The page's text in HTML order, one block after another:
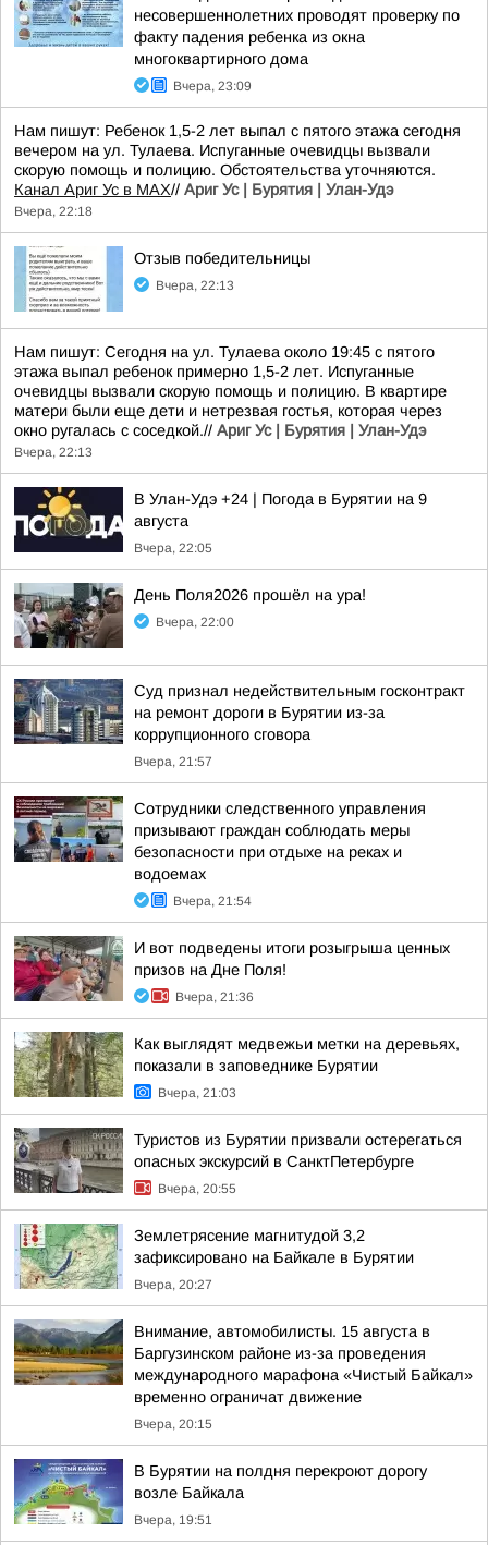
несовершеннолетних проводят проверку по
факту падения ребенка из окна
многоквартирного дома
Вчера, 23:09
Нам пишут: Ребенок 1,5-2 лет выпал с пятого этажа сегодня
вечером на ул. Тулаева. Испуганные очевидцы вызвали
скорую помощь и полицию. Обстоятельства уточняются.
Канал Ариг Ус в MAX// Ариг Ус | Бурятия | Улан-Удэ
Вчера, 22:18
Отзыв победительницы
Вчера, 22:13
Нам пишут: Сегодня на ул. Тулаева около 19:45 с пятого
этажа выпал ребенок примерно 1,5-2 лет. Испуганные
очевидцы вызвали скорую помощь и полицию. В квартире
матери были еще дети и нетрезвая гостья, которая через
окно ругалась с соседкой.// Ариг Ус | Бурятия | Улан-Удэ
Вчера, 22:13
В Улан-Удэ +24 | Погода в Бурятии на 9
августа
Вчера, 22:05
День Поля2026 прошёл на ура!
Вчера, 22:00
Суд признал недействительным госконтракт
на ремонт дороги в Бурятии из-за
коррупционного сговора
Вчера, 21:57
Сотрудники следственного управления
призывают граждан соблюдать меры
безопасности при отдыхе на реках и
водоемах
Вчера, 21:54
И вот подведены итоги розыгрыша ценных
призов на Дне Поля!
Вчера, 21:36
Как выглядят медвежьи метки на деревьях,
показали в заповеднике Бурятии
Вчера, 21:03
Туристов из Бурятии призвали остерегаться
опасных экскурсий в СанктПетербурге
Вчера, 20:55
Землетрясение магнитудой 3,2
зафиксировано на Байкале в Бурятии
Вчера, 20:27
Внимание, автомобилисты. 15 августа в
Баргузинском районе из-за проведения
международного марафона «Чистый Байкал»
временно ограничат движение
Вчера, 20:15
В Бурятии на полдня перекроют дорогу
возле Байкала
Вчера, 19:51